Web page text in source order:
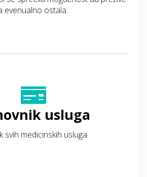
evenualno ostala.
usluga
svih medicinskih usluga